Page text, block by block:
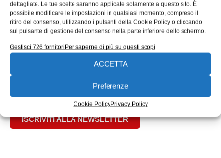
dettagliate. Le tue scelte saranno applicate solamente a questo sito. È
possibile modificare le impostazioni in qualsiasi momento, compreso il
ritiro del consenso, utilizzando i pulsanti della Cookie Policy o cliccando
sul pulsante di gestione del consenso nella parte inferiore dello schermo.
Gestisci 726 fornitoriPer saperne di più su questi scopi
ACCETTA
Preferenze
Cookie PolicyPrivacy Policy
Per saperne di più
Tag: zenit
ISCRIVITI ALLA NEWSLETTER